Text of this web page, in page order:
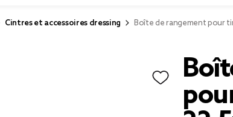
Cintres et accessoires dressing Boîte de rangement pour